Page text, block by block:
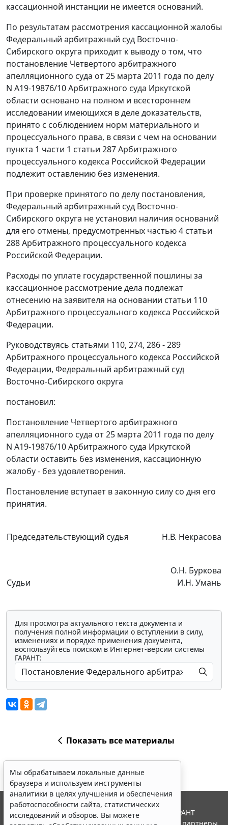
кассационной инстанции не имеется оснований.
По результатам рассмотрения кассационной жалобы
Федеральный арбитражный суд Восточно-
Сибирского округа приходит к выводу о том, что
постановление Четвертого арбитражного
апелляционного суда от 25 марта 2011 года по делу
N А19-19876/10 Арбитражного суда Иркутской
области основано на полном и всестороннем
исследовании имеющихся в деле доказательств,
принято с соблюдением норм материального и
процессуального права, в связи с чем на основании
пункта 1 части 1 статьи 287Арбитражного
процессуального кодекса Российской Федерации
подлежит оставлению без изменения.
При проверке принятого по делу постановления,
Федеральный арбитражный суд Восточно-
Сибирского округа не установил наличия оснований
для его отмены, предусмотренных частью 4 статьи
288Арбитражного процессуального кодекса
Российской Федерации.
Расходы по уплате государственной пошлины за
кассационное рассмотрение дела подлежат
отнесению на заявителя на основании статьи 110
Арбитражного процессуального кодекса Российской
Федерации.
Руководствуясь статьями 110, 274, 286 - 289
Арбитражного процессуального кодекса Российской
Федерации, Федеральный арбитражный суд
Восточно-Сибирского округа
постановил:
Постановление Четвертого арбитражного
апелляционного суда от 25 марта 2011 года по делу
N А19-19876/10 Арбитражного суда Иркутской
области оставить без изменения, кассационную
жалобу - без удовлетворения.
Постановление вступает в законную силу со дня его
принятия.
Председательствующий судья Н.В. Некрасова
Судьи
О.Н. Буркова
И.Н. Умань
Для просмотра актуального текста документа и
получения полной информации о вступлении в силу,
изменениях и порядке применения документа,
воспользуйтесь поиском в Интернет-версии системы
ГАРАНТ:
Показать все материалы
Мы обрабатываем локальные данные
браузера и используем инструменты
аналитики в целях улучшения и обеспечения
работоспособности сайта, статистических
исследований и обзоров. Вы можете
© ООО "НПП "ГАРАНТ-СЕРВИС", 2026. Система ГАРАНТ